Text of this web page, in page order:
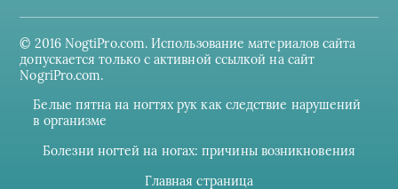
© 2016 NogtiPro.com. Использование материалов сайта
допускается только с активной ссылкой на сайт
NogriPro.com.
Белые пятна на ногтях рук как следствие нарушений
в организме
Болезни ногтей на ногах: причины возникновения
Главная страница